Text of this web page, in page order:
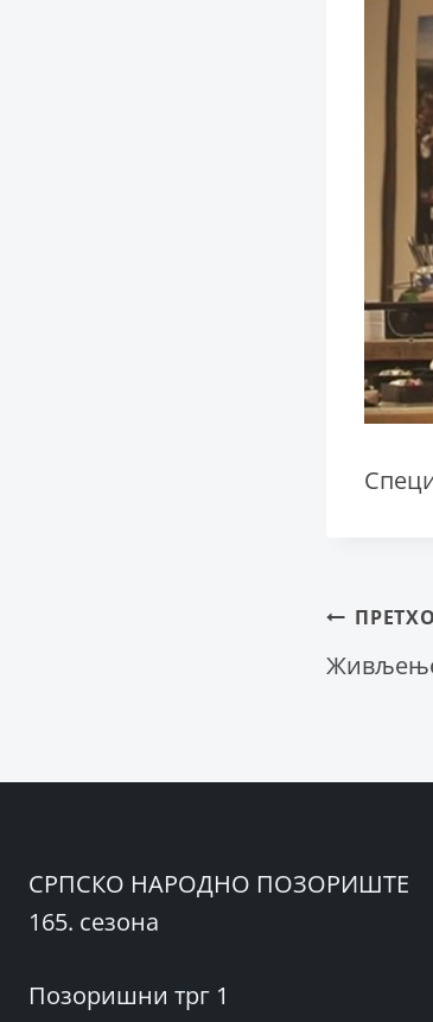
СРПСКО НАРОДНО ПОЗОРИШТЕ
165. сезона
Позоришни трг 1